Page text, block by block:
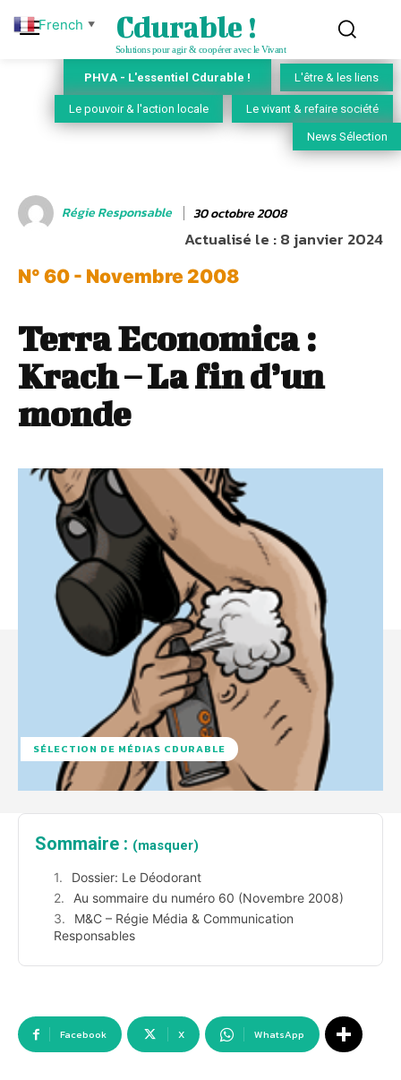
Cdurable !
Solutions pour agir & coopérer avec le Vivant
PHVA - L'essentiel Cdurable ! L'être & les liens
Le pouvoir & l'action locale Le vivant & refaire société
News Sélection
Régie Responsable 30 octobre 2008
Actualisé le :8 janvier 2024
N° 60 - Novembre 2008
Terra Economica :
Krach – La fin d’un
monde
SÉLECTION DE MÉDIAS CDURABLE
Sommaire : (masquer)
Dossier: Le Déodorant
Au sommaire du numéro 60 (Novembre 2008)
M&C – Régie Média & Communication
Responsables
Facebook X WhatsApp
French ▼